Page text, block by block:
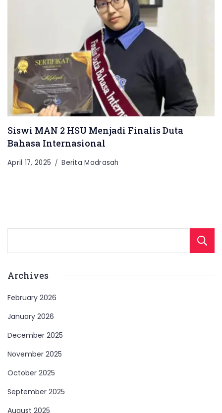
Siswi MAN 2 HSU Menjadi Finalis Duta
Bahasa Internasional
April 17, 2025 Berita Madrasah
Archives
February 2026
January 2026
December 2025
November 2025
October 2025
September 2025
August 2025